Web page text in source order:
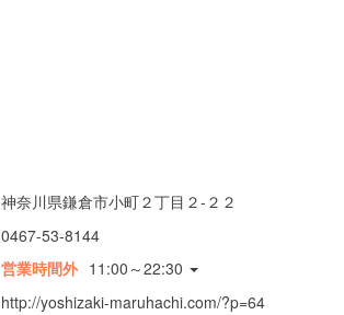
神奈川県鎌倉市小町２丁目２-２２
0467-53-8144
営業時間外 11:00～22:30
http://yoshizaki-maruhachi.com/?p=64